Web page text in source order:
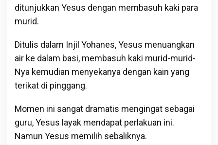
ditunjukkan Yesus dengan membasuh kaki para
murid.
Ditulis dalam Injil Yohanes, Yesus menuangkan
air ke dalam basi, membasuh kaki murid-murid-
Nya kemudian menyekanya dengan kain yang
terikat di pinggang.
Momen ini sangat dramatis mengingat sebagai
guru, Yesus layak mendapat perlakuan ini.
Namun Yesus memilih sebaliknya.